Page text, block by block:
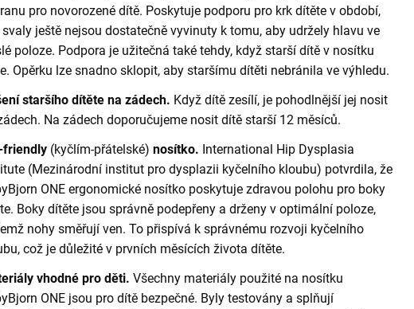
pro novorozené dítě. Poskytuje podporu pro krk dítěte v období,
svaly ještě nejsou dostatečně vyvinuty k tomu, aby udržely hlavu ve
poloze. Podpora je užitečná také tehdy, když starší dítě v nosítku
Opěrku lze snadno sklopit, aby staršímu dítěti nebránila ve výhledu.
staršího dítěte na zádech. Když dítě zesílí, je pohodlnější jej nosit
Na zádech doporučujeme nosit dítě starší 12 měsíců.
friendly (kyčlím-přátelské) nosítko. International Hip Dysplasia
(Mezinárodní institut pro dysplazii kyčelního kloubu) potvrdila, že
ONE ergonomické nosítko poskytuje zdravou polohu pro boky
Boky dítěte jsou správně podepřeny a drženy v optimální poloze,
nohy směřují ven. To přispívá k správnému rozvoji kyčelního
což je důležité v prvních měsících života dítěte.
vhodné pro děti. Všechny materiály použité na nosítku
ONE jsou pro dítě bezpečné. Byly testovány a splňují